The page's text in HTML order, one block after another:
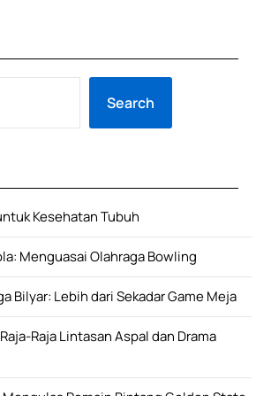
Search
Kesehatan Tubuh
Menguasai Olahraga Bowling
Bilyar: Lebih dari Sekadar Game Meja
Raja Lintasan Aspal dan Drama